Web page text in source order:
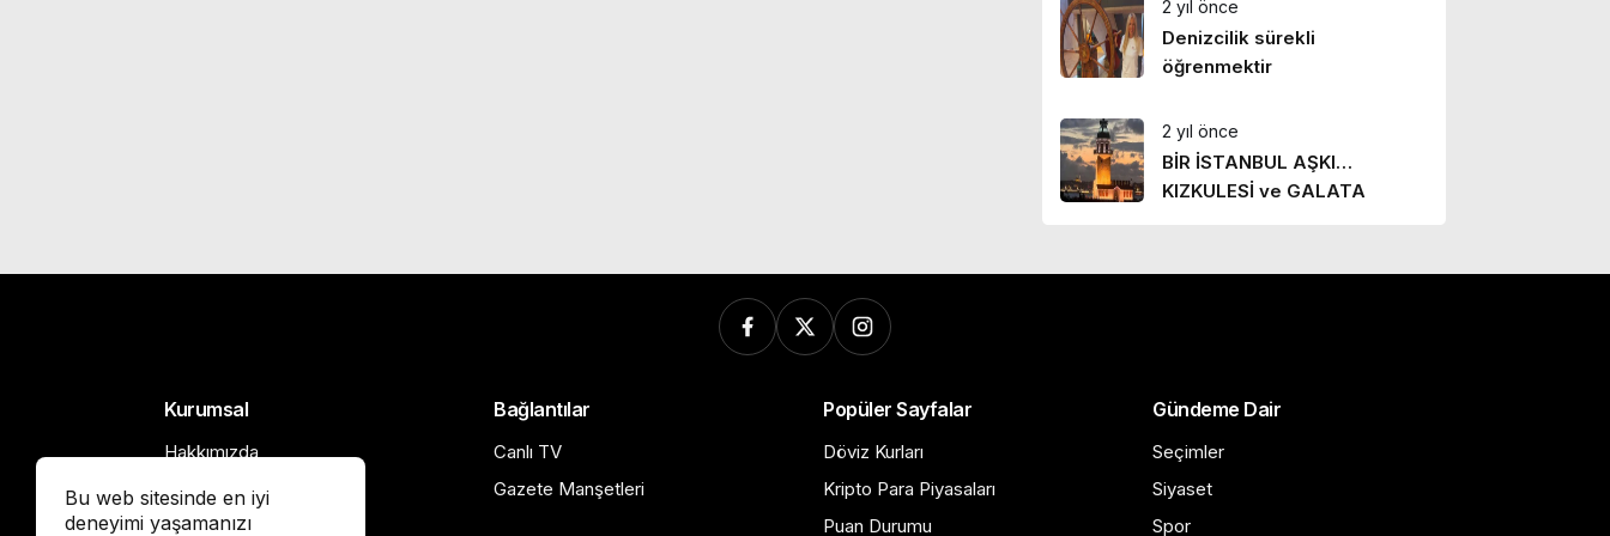
2 yıl önce
Denizcilik sürekli
öğrenmektir
2 yıl önce
BİR İSTANBUL AŞKI…
KIZKULESİ ve GALATA
Bu web sitesinde en iyi
deneyimi yaşamanızı
Kurumsal
Hakkımızda
Künye
İletişim
Bağlantılar
Canlı TV
Gazete Manşetleri
Popüler Sayfalar
Döviz Kurları
Kripto Para Piyasaları
Puan Durumu
Gündeme Dair
Seçimler
Siyaset
Spor